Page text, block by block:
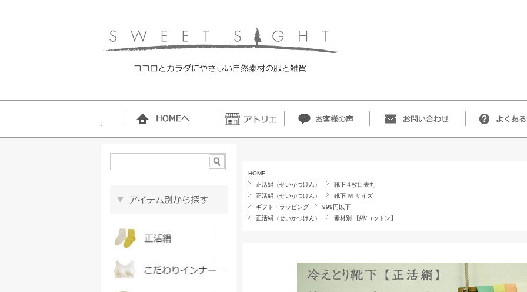
HOME
正活絹（せいかつけん）
靴下４枚目先丸
正活絹（せいかつけん）
靴下 Ｍ サイズ
ギフト・ラッピング
999円以下
正活絹（せいかつけん）
素材別 【綿/コットン】